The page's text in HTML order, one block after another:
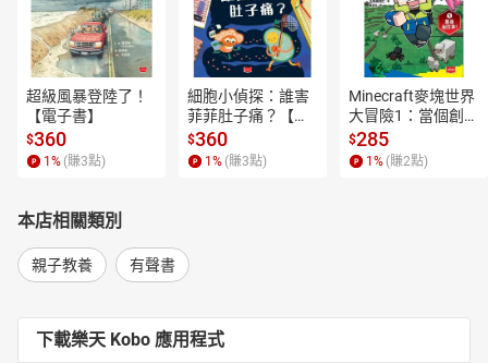
超級風暴登陸了！
【電子書】
$360
1 % (賺3點)
細胞小偵探：誰害
菲菲肚子痛？【電
子書】
$360
1 % (賺3點)
Minecraft麥塊世界
大冒險1：當個創世
神！【電子書】
$285
1 % (賺2點)
本店相關類別
親子教養 有聲書
下載樂天 Kobo 應用程式